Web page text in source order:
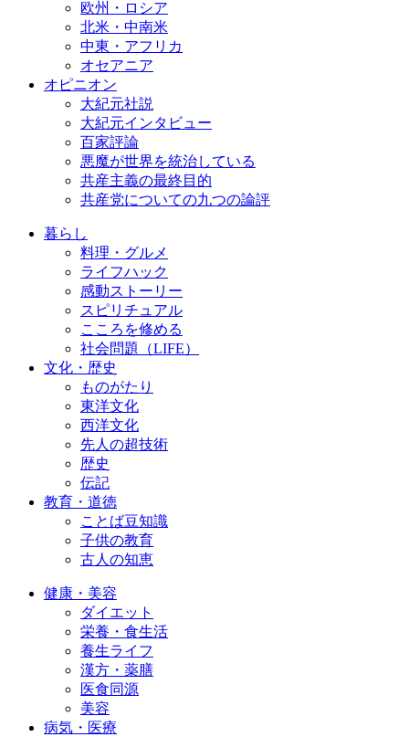
欧州・ロシア
北米・中南米
中東・アフリカ
オセアニア
オピニオン
大紀元社説
大紀元インタビュー
百家評論
悪魔が世界を統治している
共産主義の最終目的
共産党についての九つの論評
暮らし
料理・グルメ
ライフハック
感動ストーリー
スピリチュアル
こころを修める
社会問題（LIFE）
文化・歴史
ものがたり
東洋文化
西洋文化
先人の超技術
歴史
伝記
教育・道徳
ことば豆知識
子供の教育
古人の知恵
健康・美容
ダイエット
栄養・食生活
養生ライフ
漢方・薬膳
医食同源
美容
病気・医療